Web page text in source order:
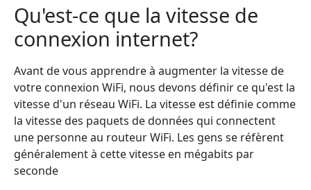
Qu'est-ce que la vitesse de
connexion internet?
Avant de vous apprendre à augmenter la vitesse de
votre connexion WiFi, nous devons définir ce qu'est la
vitesse d'un réseau WiFi. La vitesse est définie comme
la vitesse des paquets de données qui connectent
une personne au routeur WiFi. Les gens se réfèrent
généralement à cette vitesse en mégabits par
seconde